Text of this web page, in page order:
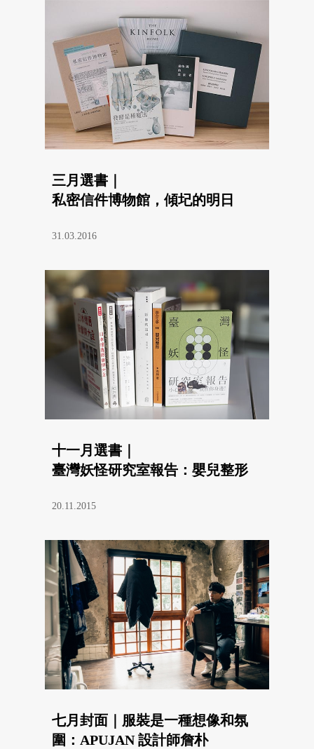
三月選書｜
私密信件博物館，傾圮的明日
31.03.2016
十一月選書｜
臺灣妖怪研究室報告：嬰兒整形
20.11.2015
七月封面｜服裝是一種想像和氛
圍：APUJAN 設計師詹朴